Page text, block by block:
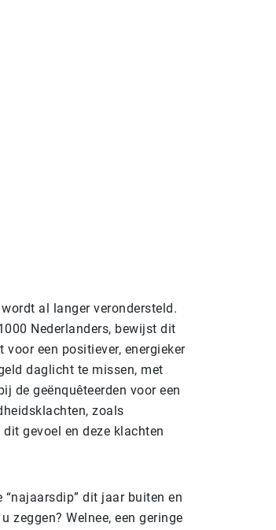
al langer verondersteld.
Nederlanders, bewijst dit
een positiever, energieker
daglicht te missen, met
de geënquêteerden voor een
zoals
gevoel en deze klachten
dit jaar buiten en
zeggen? Welnee, een geringe